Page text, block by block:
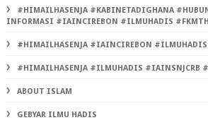
#HIMAILHASENJA #KABINETADIGHANA
INFORMASI #IAINCIREBON #ILMUHADIS
#HIMAILHASENJA #IAINCIREBON
#HIMAILHASENJA #ILMUHADIS #IAINSNJCRB
ABOUT ISLAM
GEBYAR ILMU HADIS